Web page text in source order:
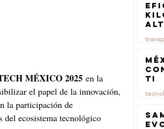
MÉXICO 2025 en la
el papel de la innovación,
la participación de
del ecosistema tecnológico
23 jul
TI
23 jul